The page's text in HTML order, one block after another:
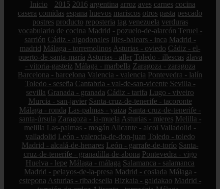
Inicio 2015 2016 argentina arroz aves carnes cocina
casera comidas espana huevos mariscos otros pasta pescado
postres producto reposteria tag venezuela verduras
vocabulario de cocina Madrid - pozuelo-de-alarcón Teruel -
sarrión Cádiz - algodonales Illes-balears - inca Madrid -
madrid Málaga - torremolinos Asturias - oviedo Cádiz - el-
puerto-de-santa-maría Asturias - aller Toledo - illescas álava
- vitoria-gasteiz Málaga - marbella Zaragoza - zaragoza
Barcelona - barcelona Valencia - valencia Pontevedra - lalín
Toledo - seseña Cantabria - val-de-san-vicente Sevilla -
sevilla Granada - granada Cádiz - tarifa Lugo - viveiro
Murcia - san-javier Santa-cruz-de-tenerife - tacoronte
Málaga - ronda Las-palmas - yaiza Santa-cruz-de-tenerife -
santa-úrsula Zaragoza - la-muela Asturias - mieres Melilla -
melilla Las-palmas - mogán Alicante - alcoi Valladolid -
valladolid León - valencia-de-don-juan Toledo - toledo
Madrid - alcalá-de-henares León - garrafe-de-torío Santa-
cruz-de-tenerife - granadilla-de-abona Pontevedra - vigo
Huelva - lepe Málaga - málaga Salamanca - salamanca
Madrid - pelayos-de-la-presa Madrid - coslada Málaga -
estepona Asturias - ribadesella Bizkaia - galdakao Madrid -